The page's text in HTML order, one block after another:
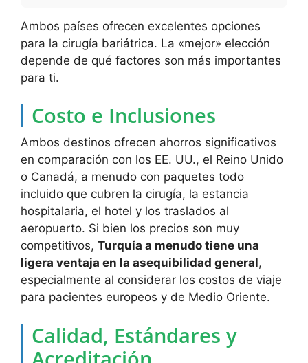
Ambos países ofrecen excelentes opciones
para la cirugía bariátrica. La «mejor» elección
depende de qué factores son más importantes
para ti.
Costo e Inclusiones
Ambos destinos ofrecen ahorros significativos
en comparación con los EE. UU., el Reino Unido
o Canadá, a menudo con paquetes todo
incluido que cubren la cirugía, la estancia
hospitalaria, el hotel y los traslados al
aeropuerto. Si bien los precios son muy
competitivos, Turquía a menudo tiene una
ligera ventaja en la asequibilidad general,
especialmente al considerar los costos de viaje
para pacientes europeos y de Medio Oriente.
Calidad, Estándares y